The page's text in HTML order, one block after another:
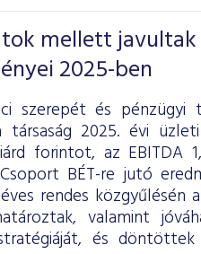
mellett javultak
2025-ben
szerepét és pénzügyi
társaság 2025. évi
forintot, az
BÉT-re jutó
rendes közgyűlésén
valamint
és